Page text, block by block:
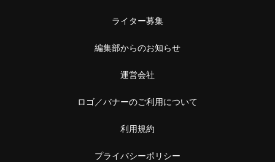
ライター募集
編集部からのお知らせ
運営会社
ロゴ／バナーのご利用について
利用規約
プライバシーポリシー